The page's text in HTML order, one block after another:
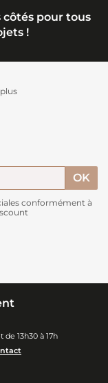
côtés pour tous
!
conformément à
13h30 à 17h